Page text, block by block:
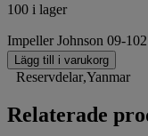
100 i lager
Impeller Johnson 09-
Lägg till i varukorg
Reservdelar,Yanmar
Relaterade